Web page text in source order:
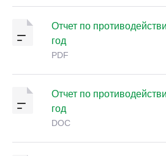
Отчет по
год
PDF
Отчет по
год
DOC